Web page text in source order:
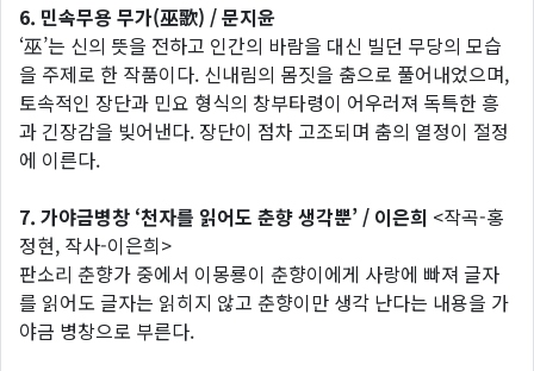
6. 민속무용 무가(巫歌) / 문지윤
‘巫’는 신의 뜻을 전하고 인간의 바람을 대신 빌던 무당의 모습
을 주제로 한 작품이다. 신내림의 몸짓을 춤으로 풀어내었으며,
토속적인 장단과 민요 형식의 창부타령이 어우러져 독특한 흥
과 긴장감을 빚어낸다. 장단이 점차 고조되며 춤의 열정이 절정
에 이른다.
7. 가야금병창 ‘천자를 읽어도 춘향 생각뿐’ / 이은희 <작곡-홍
정현, 작사-이은희>
판소리 춘향가 중에서 이몽룡이 춘향이에게 사랑에 빠져 글자
를 읽어도 글자는 읽히지 않고 춘향이만 생각 난다는 내용을 가
야금 병창으로 부른다.